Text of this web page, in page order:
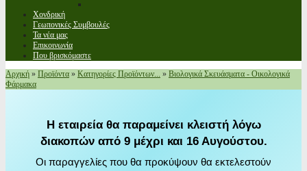
Χονδρική
Γεωπονικές Συμβουλές
Τα νέα μας
Επικοινωνία
Που βρισκόμαστε
Αρχική » Προϊόντα » Κατηγορίες Προϊόντων... » Βιολογικά Σκευάσματα - Οικολογικά
Φάρμακα
Η εταιρεία θα παραμείνει κλειστή λόγω
διακοπών από 9 μέχρι και 16 Αυγούστου.
Οι παραγγελίες που θα προκύψουν θα εκτελεστούν